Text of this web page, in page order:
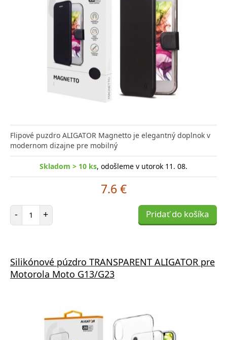
Flipové puzdro ALIGATOR Magnetto je elegantný doplnok v
modernom dizajne pre mobilný
Skladom > 10 ks, odošleme v utorok 11. 08.
7.6 €
- Počet položiek
+ Pridať do košíka
Silikónové púzdro TRANSPARENT ALIGATOR pre
Motorola Moto G13/G23